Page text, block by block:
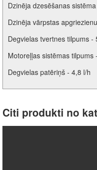
Dzinēja dzesēšanas
Dzinēja vārpstas
Degvielas tvertnes tilpums -
Motoreļļas sistēmas tilpums
Degvielas patēriņš - 4,8 l/h
Citi produkti no